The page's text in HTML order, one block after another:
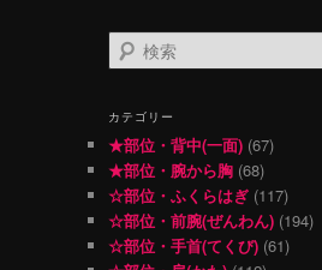
検
索
カテゴリー
★部位・背中(一面) (67)
★部位・腕から胸 (68)
☆部位・ふくらはぎ (117)
☆部位・前腕(ぜんわん) (194)
☆部位・手首(てくび) (61)